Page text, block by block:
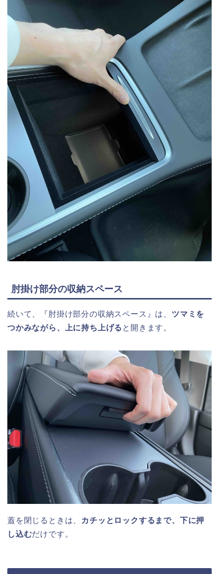
肘掛け部分の収納スペース
続いて、『肘掛け部分の収納スペース』は、 ツマミを
つかみながら、上に持ち上げる と開きます。
蓋を閉じるときは、
カチッとロックするまで、下に押
し込むだけです。